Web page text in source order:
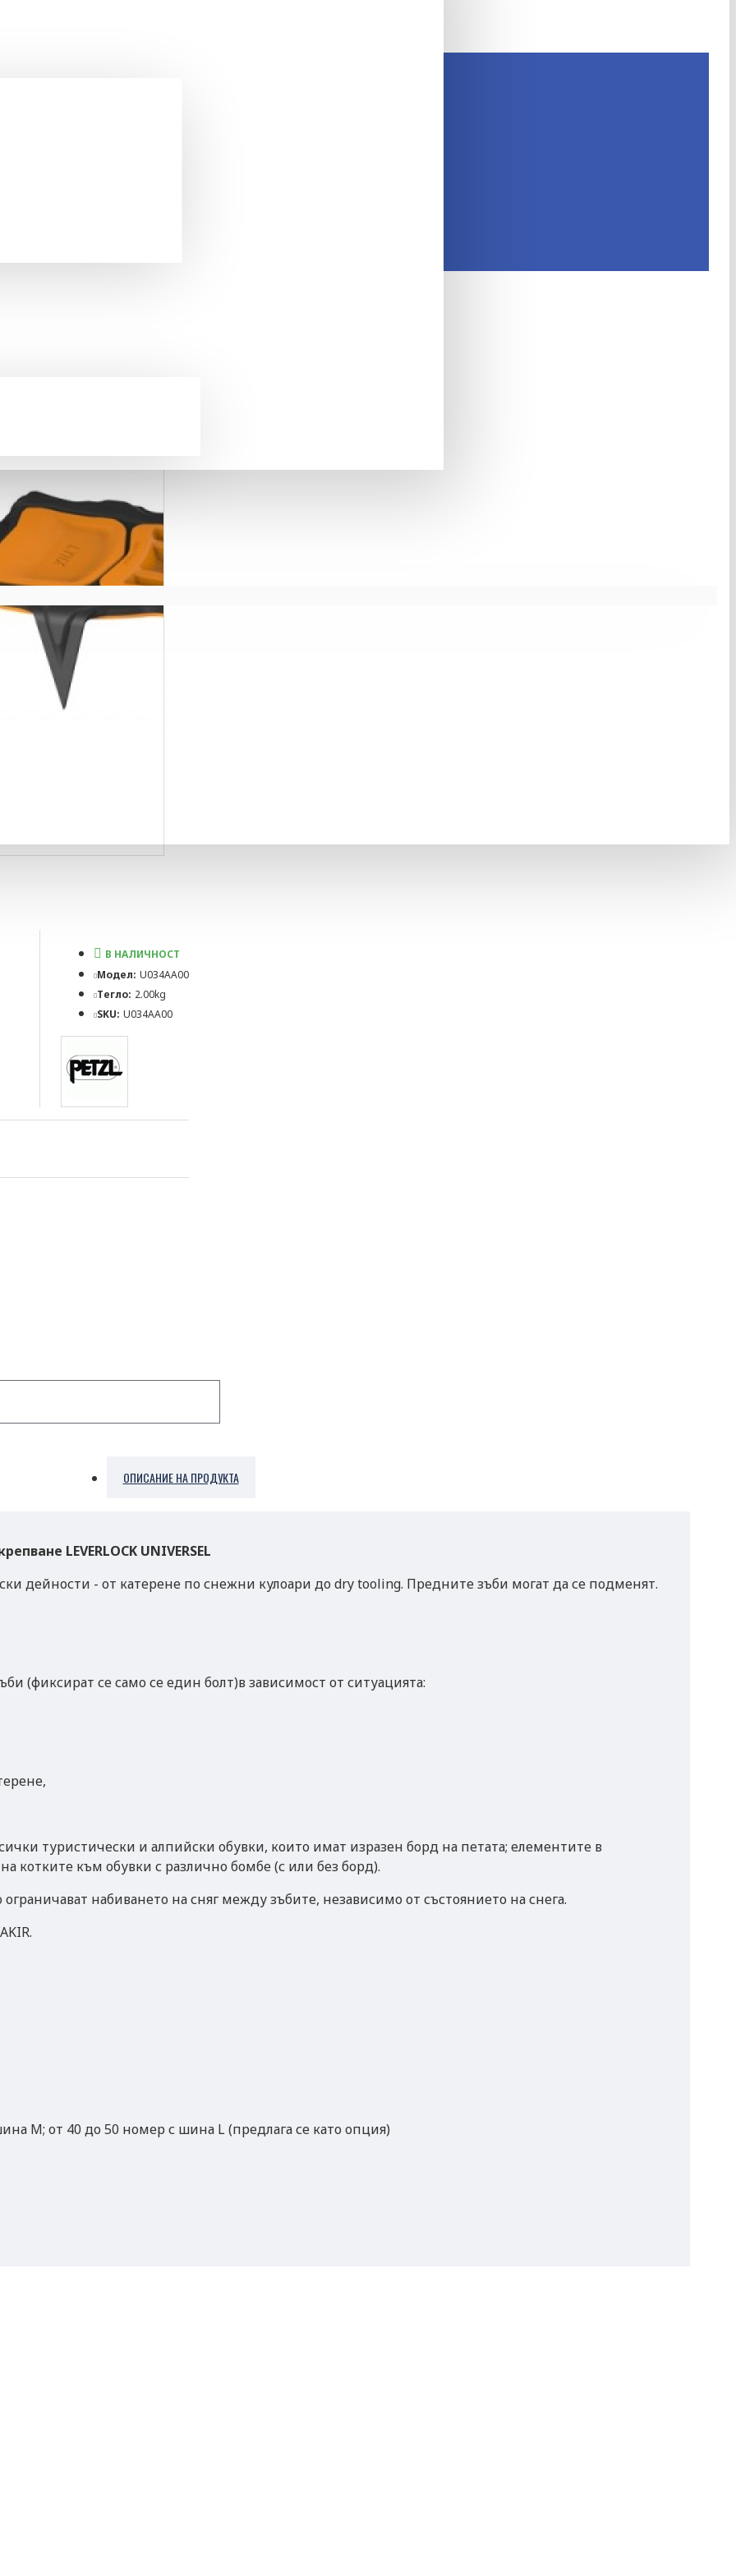
В НАЛИЧНОСТ
Модел: U034AA00
Тегло: 2.00kg
SKU: U034AA00
ОПИСАНИЕ НА ПРОДУКТА
LEVERLOCK UNIVERSEL
дейности - от катерене по снежни кулоари до dry tooling. Предните зъби могат да се подменят.
(фиксират се само се един болт)в зависимост от ситуацията:
туристически и алпийски обувки, които имат изразен борд на петата; елементите в
котките към обувки с различно бомбе (с или без борд).
набиването на сняг между зъбите, независимо от състоянието на снега.
M; от 40 до 50 номер с шина L (предлага се като опция)